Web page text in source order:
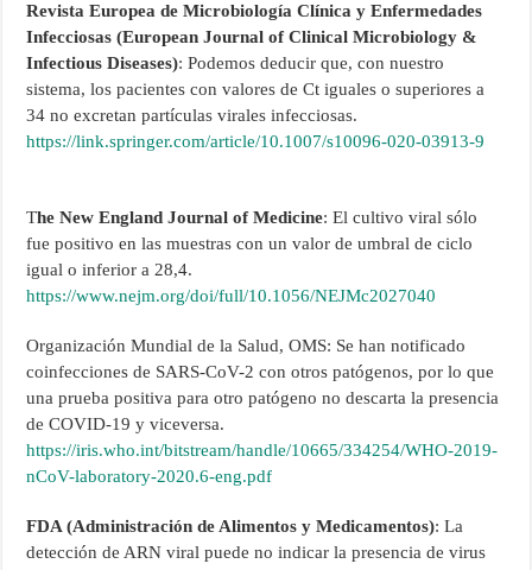
Revista Europea de Microbiología Clínica y Enfermedades
Infecciosas (European Journal of Clinical Microbiology &
Infectious Diseases): Podemos deducir que, con nuestro
sistema, los pacientes con valores de Ct iguales o superiores a
34 no excretan partículas virales infecciosas.
https://link.springer.com/article/10.1007/s10096-020-03913-9
The New England Journal of Medicine: El cultivo viral sólo
fue positivo en las muestras con un valor de umbral de ciclo
igual o inferior a 28,4.
https://www.nejm.org/doi/full/10.1056/NEJMc2027040
Organización Mundial de la Salud, OMS: Se han notificado
coinfecciones de SARS-CoV-2 con otros patógenos, por lo que
una prueba positiva para otro patógeno no descarta la presencia
de COVID-19 y viceversa.
https://iris.who.int/bitstream/handle/10665/334254/WHO-2019-
nCoV-laboratory-2020.6-eng.pdf
FDA (Administración de Alimentos y Medicamentos): La
detección de ARN viral puede no indicar la presencia de virus